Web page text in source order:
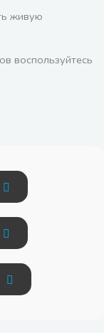
живую
воспользуйтесь